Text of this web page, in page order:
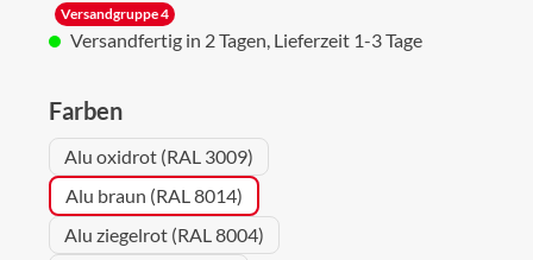
Versandgruppe 4
Versandfertig in 2 Tagen, Lieferzeit 1-3 Tage
Farbenauswählen
Alu oxidrot (RAL 3009)
Alu braun (RAL 8014)
Alu ziegelrot (RAL 8004)